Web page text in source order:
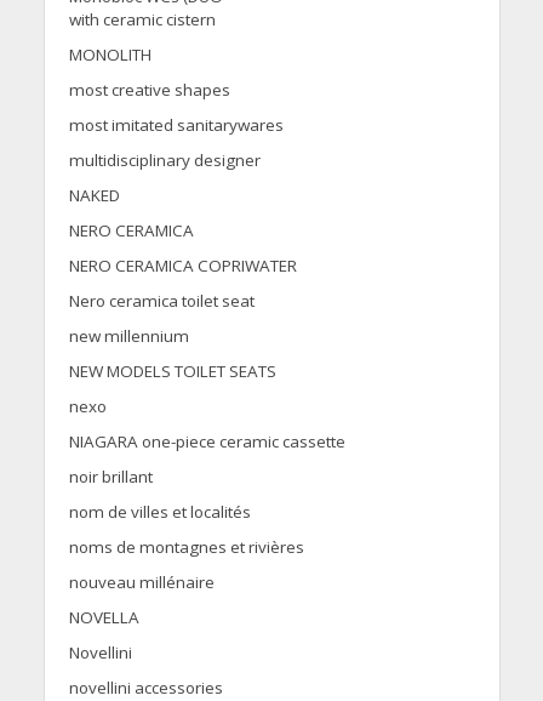
with ceramic cistern
MONOLITH
most creative shapes
most imitated sanitarywares
multidisciplinary designer
NAKED
NERO CERAMICA
NERO CERAMICA COPRIWATER
Nero ceramica toilet seat
new millennium
NEW MODELS TOILET SEATS
nexo
NIAGARA one-piece ceramic cassette
noir brillant
nom de villes et localités
noms de montagnes et rivières
nouveau millénaire
NOVELLA
Novellini
novellini accessories